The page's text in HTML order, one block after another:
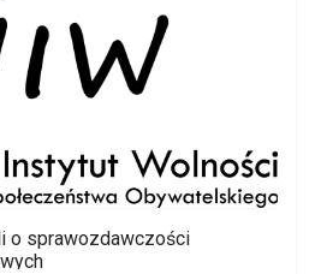
o sprawozdawczości